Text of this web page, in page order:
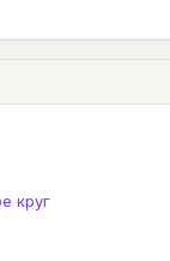
круг